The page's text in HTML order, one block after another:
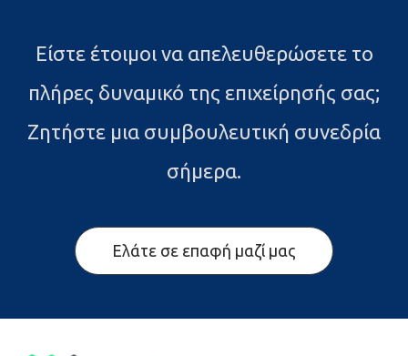
Είστε έτοιμοι να απελευθερώσετε το
πλήρες δυναμικό της επιχείρησής σας;
Ζητήστε μια συμβουλευτική συνεδρία
σήμερα.
Ελάτε σε επαφή μαζί μας